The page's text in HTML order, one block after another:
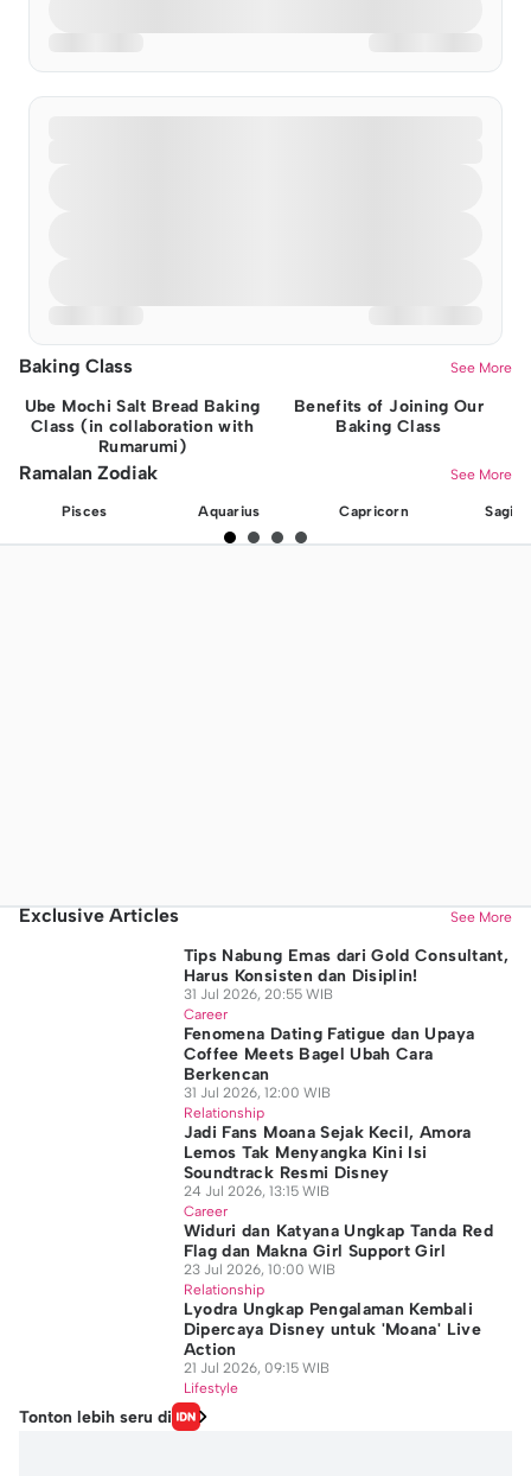
Baking Class See More
Ube Mochi Salt Bread Baking
Class (in collaboration with
Rumarumi)
Benefits of Joining Our
Baking Class
Ramalan Zodiak See More
Pisces Aquarius Capricorn
Exclusive Articles See More
Tips Nabung Emas dari Gold Consultant,
Harus Konsisten dan Disiplin!
31 Jul 2026, 20:55 WIB
Career
Fenomena Dating Fatigue dan Upaya
Coffee Meets Bagel Ubah Cara
Berkencan
31 Jul 2026, 12:00 WIB
Relationship
Jadi Fans Moana Sejak Kecil, Amora
Lemos Tak Menyangka Kini Isi
Soundtrack Resmi Disney
24 Jul 2026, 13:15 WIB
Career
Widuri dan Katyana Ungkap Tanda Red
Flag dan Makna Girl Support Girl
23 Jul 2026, 10:00 WIB
Relationship
Lyodra Ungkap Pengalaman Kembali
Dipercaya Disney untuk 'Moana' Live
Action
21 Jul 2026, 09:15 WIB
Lifestyle
Tonton lebih seru di